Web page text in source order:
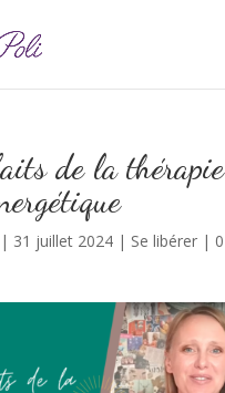
de la thérapie
| 31 juillet 2024| Se libérer| 0